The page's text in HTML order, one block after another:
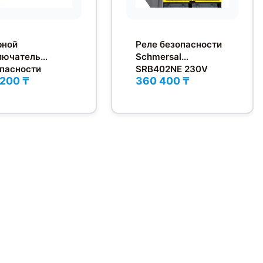
₸
Реле безопасности
Schmersal
SRB402NE 230V
360 400 ₸